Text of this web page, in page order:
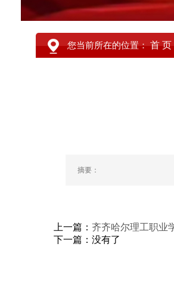
您当前所在的位置：首 页
摘要：
上一篇： 齐齐哈尔理工职业
下一篇：没有了